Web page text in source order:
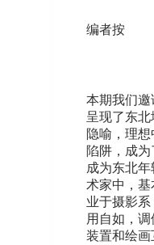
编者按
本期我们邀
呈现了东
隐喻，理
陷阱，成
成为东北
术家中，
业于摄影
用自如，
装置和绘